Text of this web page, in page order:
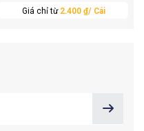
Giá chỉ từ 2.400 ₫/ Cái